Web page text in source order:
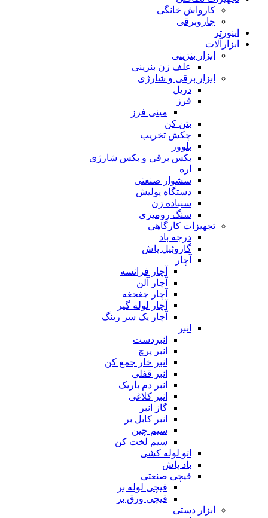
تجهیزات نظافتی
کارواش خانگی
جاروبرقی
اینورتر
ابزارآلات
ابزار بنزینی
علف زن بنزینی
ابزار برقی و شارژی
دریل
فرز
مینی فرز
بتن کن
چکش تخریب
بلوور
بکس برقی و بکس شارژی
اره
سشوار صنعتی
دستگاه پولیش
سنباده زن
سنگ رومیزی
تجهیزات کارگاهی
درجه باد
گازوئیل پاش
آچار
آچار فرانسه
آچار آلن
آچار جغجغه
آچار لوله گیر
انبردست
انبر پرچ
انبر خار جمع کن
انبر قفلی
انبر دم باریک
انبر کلاغی
گاز انبر
انبر کابل بر
سیم چین
سیم لخت کن
اتو لوله کشی
باد پاش
قیچی صنعتی
قیچی لوله بر